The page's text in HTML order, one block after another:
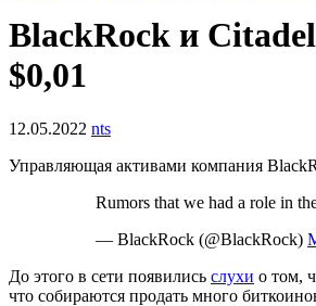
BlackRock и
$0,01
12.05.2022 nts
Управляющая активами компания
Rumors that we had a role in
— BlackRock (@BlackRock)
До этого в сети появились слухи о том,
что собираются продать много